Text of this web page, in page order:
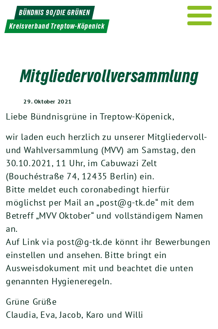
Weiter
zum
Inhalt
BÜNDNIS 90/DIE GRÜNEN
Kreisverband Treptow-Köpenick
Mitgliedervollversammlung
29. Oktober 2021
Liebe Bündnisgrüne in Treptow-Köpenick,
wir laden euch herzlich zu unserer Mitgliedervoll-
und Wahlversammlung (MVV) am Samstag, den
30.10.2021, 11 Uhr, im Cabuwazi Zelt
(Bouchéstraße 74, 12435 Berlin) ein.
Bitte meldet euch coronabedingt hierfür
möglichst per Mail an „post@g-tk.de“ mit dem
Betreff „MVV Oktober“ und vollständigem Namen
an.
Auf Link via post@g-tk.de könnt ihr Bewerbungen
einstellen und ansehen. Bitte bringt ein
Ausweisdokument mit und beachtet die unten
genannten Hygieneregeln.
Grüne Grüße
Claudia, Eva, Jacob, Karo und Willi